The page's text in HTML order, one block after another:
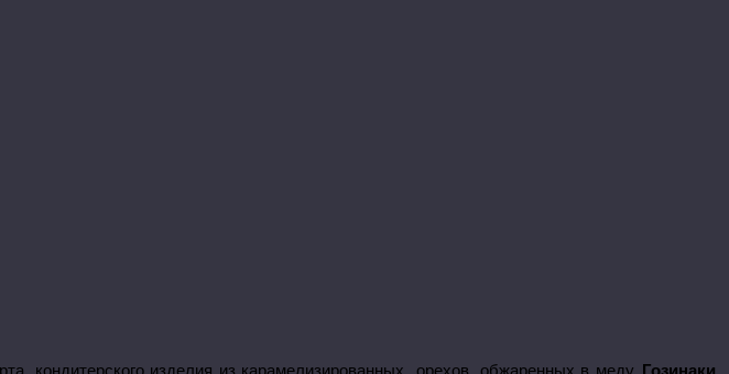
кондитерского изделия из карамелизированных орехов, обжаренных в меду. Гозинаки,